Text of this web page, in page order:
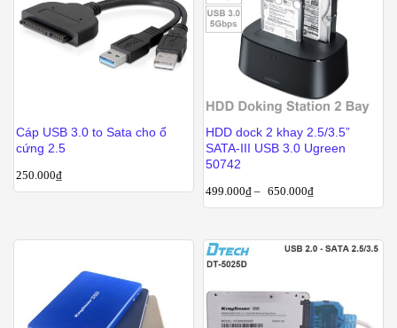
Cáp USB 3.0 to Sata cho ổ
cứng 2.5
250.000₫
HDD dock 2 khay 2.5/3.5”
SATA-III USB 3.0 Ugreen
50742
499.000₫ – 650.000₫